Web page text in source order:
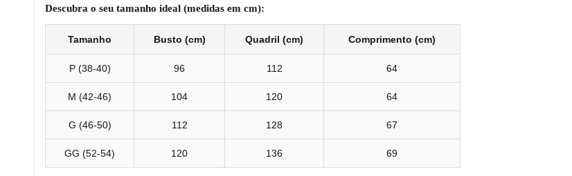
Descubra o seu tamanho ideal (medidas em cm):
Tamanho Busto (cm) Quadril (cm) Comprimento (cm)
P (38-40) 96 112 64
M (42-46) 104 120 64
G (46-50) 112 128 67
GG (52-54) 120 136 69